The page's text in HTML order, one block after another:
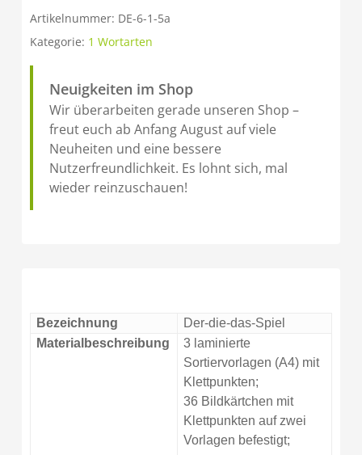
Artikelnummer: DE-6-1-5a
Kategorie: 1 Wortarten
Neuigkeiten im Shop
Wir überarbeiten gerade unseren Shop –
freut euch ab Anfang August auf viele
Neuheiten und eine bessere
Nutzerfreundlichkeit. Es lohnt sich, mal
wieder reinzuschauen!
Bezeichnung
Der-die-das-Spiel
Materialbeschreibung
3 laminierte
Sortiervorlagen (A4) mit
Klettpunkten;
36 Bildkärtchen mit
Klettpunkten auf zwei
Vorlagen befestigt;